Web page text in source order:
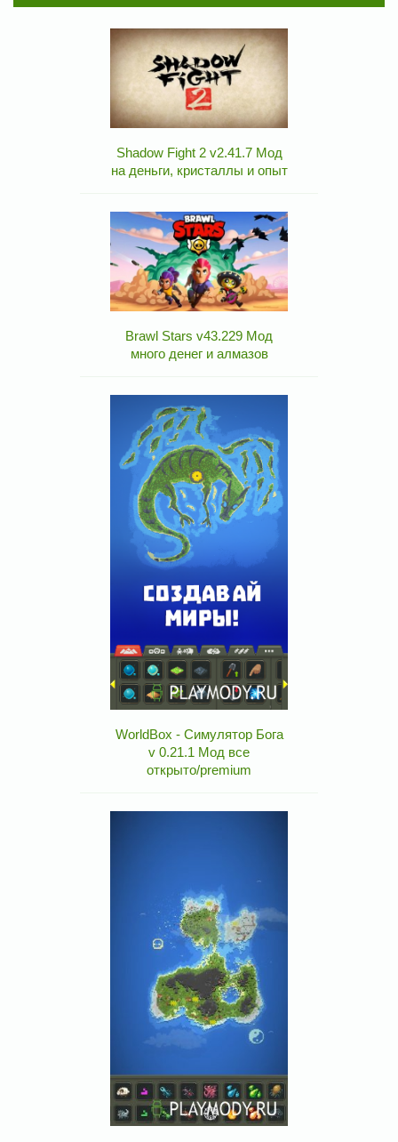
Shadow Fight 2 v2.41.7 Мод
на деньги, кристаллы и опыт
Brawl Stars v43.229 Мод
много денег и алмазов
WorldBox - Симулятор Бога
v 0.21.1 Мод все
открыто/premium